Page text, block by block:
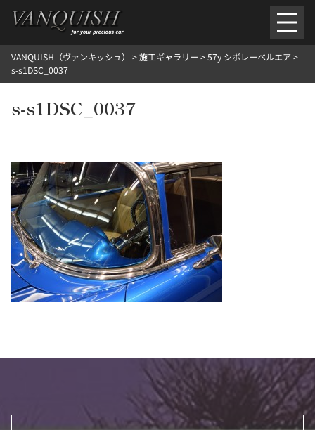
を
ごあいさつ会社案内施工環境紹介所在地
ご提供メニュー
外装のガラスコーティング施工料金
ヘッドライトクリーニング施工料金
樹脂・メッシュパーツコーティング施工料金
施工ギャラリー
PICKUP NOSTALGIC
お客さまの声お問い合わせ施工のご予約
VANQUISH（ヴァンキッシュ） >施工ギャラリー >57y シボレーベルエア >
s-s1DSC_0037
s-s1DSC_0037